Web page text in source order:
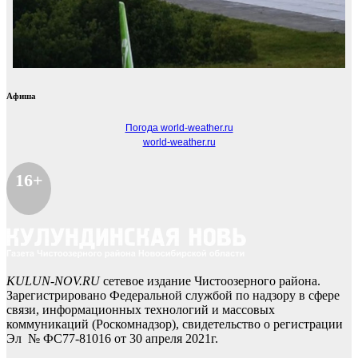
Афиша
Погода world-weather.ru
world-weather.ru
16+
KULUN-NOV.RUсетевое издание Чистоозерного района.
Зарегистрировано Федеральной службой по надзору в сфере
связи, информационных технологий и массовых
коммуникаций (Роскомнадзор), свидетельство о регистрации
Эл № ФС77-81016 от 30 апреля 2021г.